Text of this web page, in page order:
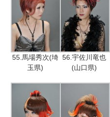
55.馬場秀次(埼
玉県)
56.宇佐川竜也
(山口県)